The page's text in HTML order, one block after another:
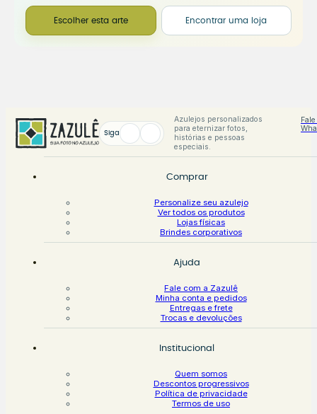
Escolher esta arte Encontrar uma loja
Siga
Azulejos personalizados
para eternizar fotos,
histórias e pessoas
especiais.
Comprar
Personalize seu azulejo
Ver todos os produtos
Lojas físicas
Brindes corporativos
Ajuda
Fale com a Zazulê
Minha conta e pedidos
Entregas e frete
Trocas e devoluções
Institucional
Quem somos
Descontos progressivos
Política de privacidade
Termos de uso